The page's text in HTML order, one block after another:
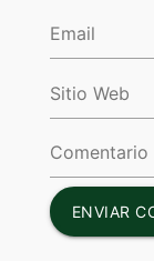
ENVIAR